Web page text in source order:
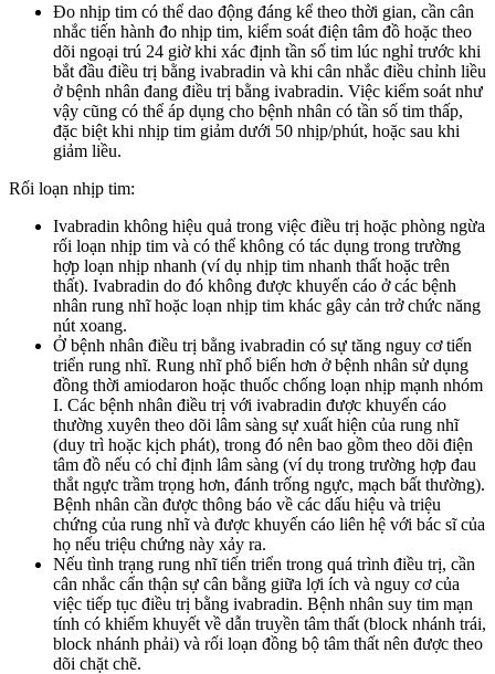
Đo nhịp tim có thể dao động đáng kể theo thời gian, cần cân
nhắc tiến hành đo nhịp tim, kiểm soát điện tâm đồ hoặc theo
dõi ngoại trú 24 giờ khi xác định tần số tim lúc nghỉ trước khi
bắt đầu điều trị bằng ivabradin và khi cân nhắc điều chỉnh liều
ở bệnh nhân đang điều trị bằng ivabradin. Việc kiểm soát như
vậy cũng có thể áp dụng cho bệnh nhân có tần số tim thấp,
đặc biệt khi nhịp tim giảm dưới 50 nhịp/phút, hoặc sau khi
giảm liều.
Rối loạn nhịp tim:
Ivabradin không hiệu quả trong việc điều trị hoặc phòng ngừa
rối loạn nhịp tim và có thể không có tác dụng trong trường
hợp loạn nhịp nhanh (ví dụ nhịp tim nhanh thất hoặc trên
thất). Ivabradin do đó không được khuyến cáo ở các bệnh
nhân rung nhĩ hoặc loạn nhịp tim khác gây cản trở chức năng
nút xoang.
Ở bệnh nhân điều trị bằng ivabradin có sự tăng nguy cơ tiến
triển rung nhĩ. Rung nhĩ phổ biến hơn ở bệnh nhân sử dụng
đồng thời amiodaron hoặc thuốc chống loạn nhịp mạnh nhóm
I. Các bệnh nhân điều trị với ivabradin được khuyến cáo
thường xuyên theo dõi lâm sàng sự xuất hiện của rung nhĩ
(duy trì hoặc kịch phát), trong đó nên bao gồm theo dõi điện
tâm đồ nếu có chỉ định lâm sàng (ví dụ trong trường hợp đau
thắt ngực trầm trọng hơn, đánh trống ngực, mạch bất thường).
Bệnh nhân cần được thông báo về các dấu hiệu và triệu
chứng của rung nhĩ và được khuyến cáo liên hệ với bác sĩ của
họ nếu triệu chứng này xảy ra.
Nếu tình trạng rung nhĩ tiến triển trong quá trình điều trị, cần
cân nhắc cẩn thận sự cân bằng giữa lợi ích và nguy cơ của
việc tiếp tục điều trị bằng ivabradin. Bệnh nhân suy tim mạn
tính có khiếm khuyết về dẫn truyền tâm thất (block nhánh trái,
block nhánh phải) và rối loạn đồng bộ tâm thất nên được theo
dõi chặt chẽ.